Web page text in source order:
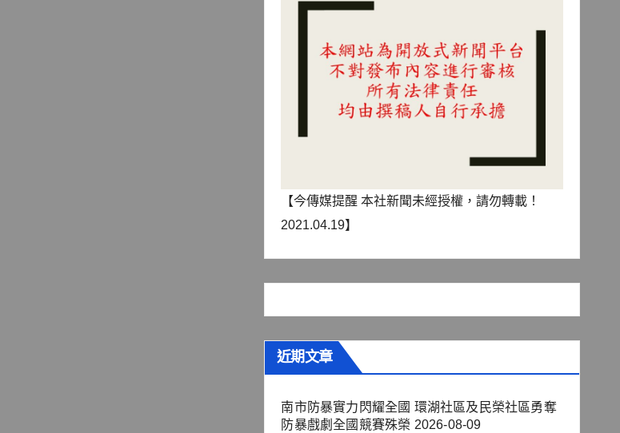
【今傳媒提醒 本社新聞未經授權，請勿轉載！
2021.04.19】
近期文章
南市防暴實力閃耀全國 環湖社區及民榮社區勇奪
防暴戲劇全國競賽殊榮 2026-08-09